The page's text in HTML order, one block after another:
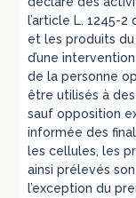
l’article L. 1245-
et les produits du
d’une
de la personne
être utilisés à
sauf opposition
informée des
les cellules, les
ainsi prélevés
l’exception du